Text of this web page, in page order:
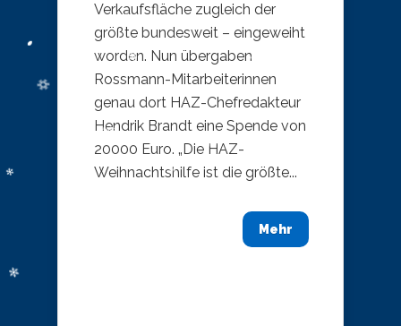
Verkaufsfläche zugleich der
größte bundesweit – eingeweiht
worden. Nun übergaben
Rossmann-Mitarbeiterinnen
genau dort HAZ-Chefredakteur
Hendrik Brandt eine Spende von
20000 Euro. „Die HAZ-
Weihnachtshilfe ist die größte...
Mehr